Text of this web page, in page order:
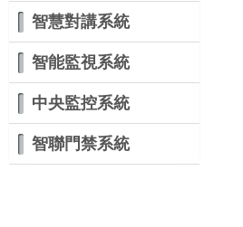
智慧對講系統
智能監視系統
中央監控系統
智聯門禁系統